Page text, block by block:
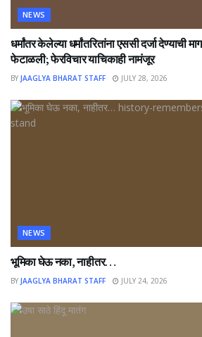
NEWS
धर्मांतर केलेल्या धर्मांतरितांना एससी दर्जा देण्याची
फेटाळली; फेरविचार याचिकाही नामंजूर
BY JAAGLYA BHARAT STAFF JULY 28, 2026
NEWS
भूमिका घेऊ नका, नाहीतर…
BY JAAGLYA BHARAT STAFF JULY 24, 2026